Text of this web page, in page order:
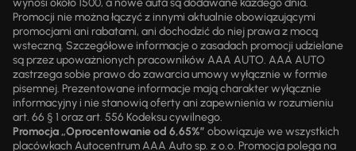
wynosi około 1500, a nowe auta są dodawane każdego dnia.
Promocji nie można łączyć z innymi aktualnie obowiązującymi
promocjami ani rabatami, ani dochodzić do niej prawa z mocą
wsteczną. Szczegółowe informacje o zasadach promocji udzielane
są przez upoważnionych pracowników AAA AUTO. AAA AUTO
zastrzega sobie prawo do zawarcia umowy wyłącznie w formie
pisemnej. Prezentowane informacje mają charakter wyłącznie
informacyjny i nie stanowią oferty ani zapewnienia w rozumieniu
art. 66 § 1 oraz art. 556 Kodeksu cywilnego.
Promocja „Oprocentowanie od 6,65%” obowiązuje we wszystkich
placówkach Autocentrum AAA Auto sp. z o.o. Promocja polega na